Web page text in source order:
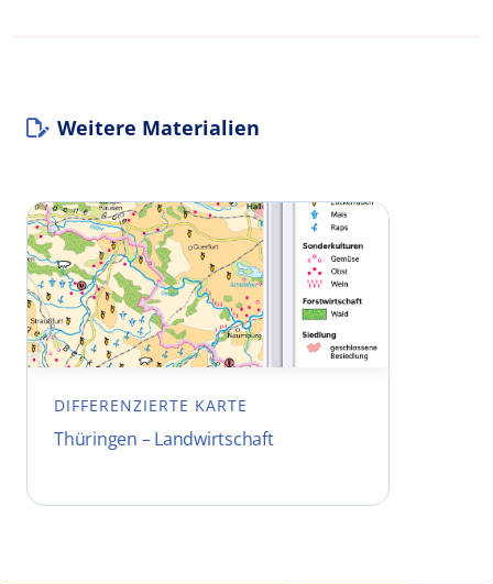
Weitere Materialien
DIFFERENZIERTE KARTE
Thüringen – Landwirtschaft